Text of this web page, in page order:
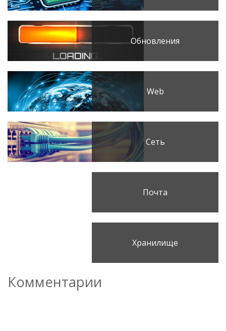
Обновления
Web
Сеть
Почта
Хранилище
Комментарии